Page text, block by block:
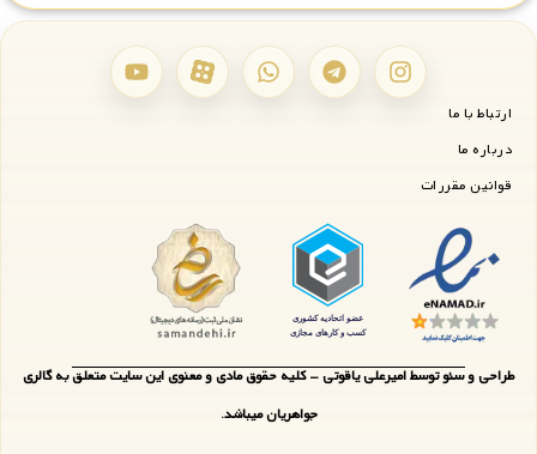
ارتباط با ما
درباره ما
قوانین مقررات
طراحی و سئو توسط امیرعلی یاقوتی - کلیه حقوق مادی و معنوی این سایت متعلق به گالری
جواهریان میباشد.